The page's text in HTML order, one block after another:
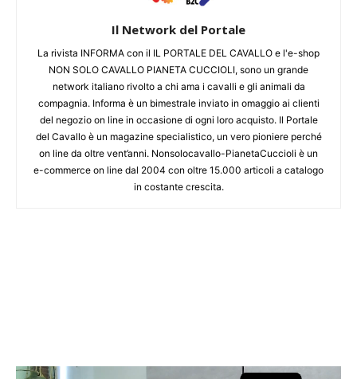
Il Network del Portale
La rivista INFORMA con il IL PORTALE DEL CAVALLO e l'e-shop
NON SOLO CAVALLO PIANETA CUCCIOLI, sono un grande
network italiano rivolto a chi ama i cavalli e gli animali da
compagnia. Informa è un bimestrale inviato in omaggio ai clienti
del negozio on line in occasione di ogni loro acquisto. Il Portale
del Cavallo è un magazine specialistico, un vero pioniere perché
on line da oltre vent’anni. Nonsolocavallo-PianetaCuccioli è un
e-commerce on line dal 2004 con oltre 15.000 articoli a catalogo
in costante crescita.